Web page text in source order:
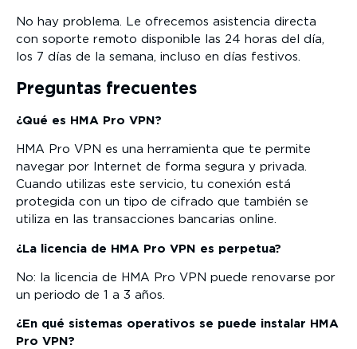
No hay problema. Le ofrecemos asistencia directa
con soporte remoto disponible las 24 horas del día,
los 7 días de la semana, incluso en días festivos.
Preguntas frecuentes
¿Qué es HMA Pro VPN?
HMA Pro VPN es una herramienta que te permite
navegar por Internet de forma segura y privada.
Cuando utilizas este servicio, tu conexión está
protegida con un tipo de cifrado que también se
utiliza en las transacciones bancarias online.
¿La licencia de HMA Pro VPN es perpetua?
No: la licencia de HMA Pro VPN puede renovarse por
un periodo de 1 a 3 años.
¿En qué sistemas operativos se puede instalar HMA
Pro VPN?